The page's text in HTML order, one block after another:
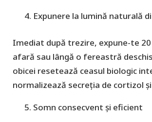
Expunere la lumină naturală
Imediat după trezire, expune-te
afară sau lângă o fereastră
obicei resetează ceasul biologic
normalizează secreția de cortizol
Somn consecvent şi eficient